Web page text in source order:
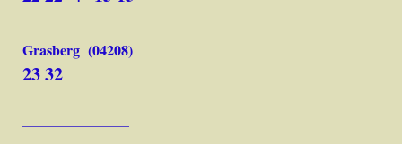
Grasberg (04208)
23 32